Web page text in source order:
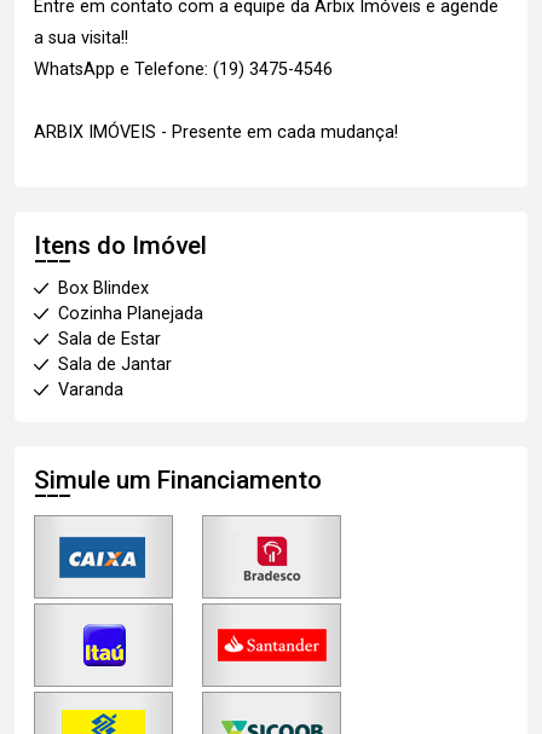
Entre em contato com a equipe da Arbix Imóveis e agende
a sua visita!!
WhatsApp e Telefone: (19) 3475-4546
ARBIX IMÓVEIS - Presente em cada mudança!
Itens do Imóvel
Box Blindex
Cozinha Planejada
Sala de Estar
Sala de Jantar
Varanda
Simule um Financiamento